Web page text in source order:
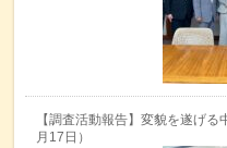
【調査活動報告】変貌を遂げ
月17日）